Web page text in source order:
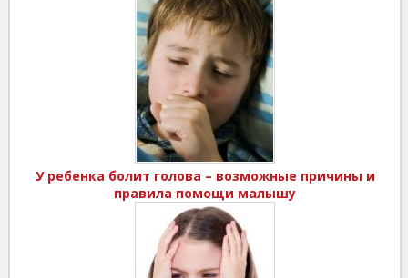
У ребенка болит голова – возможные причины и
правила помощи малышу